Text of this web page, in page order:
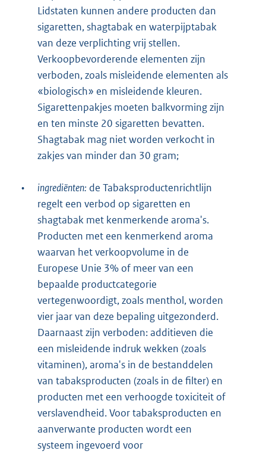
Lidstaten kunnen andere producten dan
sigaretten, shagtabak en waterpijptabak
van deze verplichting vrij stellen.
Verkoopbevorderende elementen zijn
verboden, zoals misleidende elementen als
«biologisch» en misleidende kleuren.
Sigarettenpakjes moeten balkvorming zijn
en ten minste 20 sigaretten bevatten.
Shagtabak mag niet worden verkocht in
zakjes van minder dan 30 gram;
• ingrediënten: de Tabaksproductenrichtlijn
regelt een verbod op sigaretten en
shagtabak met kenmerkende aroma's.
Producten met een kenmerkend aroma
waarvan het verkoopvolume in de
Europese Unie 3% of meer van een
bepaalde productcategorie
vertegenwoordigt, zoals menthol, worden
vier jaar van deze bepaling uitgezonderd.
Daarnaast zijn verboden: additieven die
een misleidende indruk wekken (zoals
vitaminen), aroma's in de bestanddelen
van tabaksproducten (zoals in de filter) en
producten met een verhoogde toxiciteit of
verslavendheid. Voor tabaksproducten en
aanverwante producten wordt een
systeem ingevoerd voor